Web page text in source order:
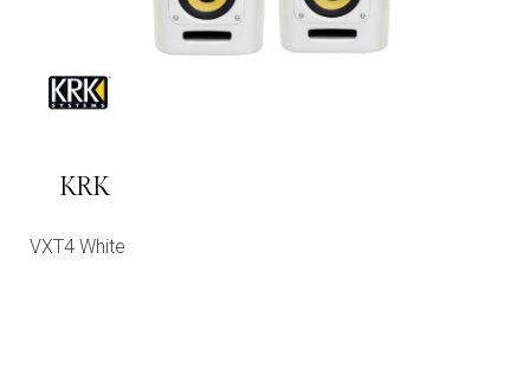
KRK
VXT4 White